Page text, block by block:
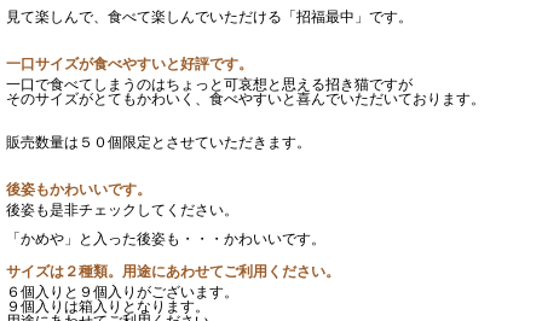
見て楽しんで、食べて楽しんでいただける「招福最中」です。
一口サイズが食べやすいと好評です。
一口で食べてしまうのはちょっと可哀想と思える招き猫ですが
そのサイズがとてもかわいく、食べやすいと喜んでいただいております。
販売数量は５０個限定とさせていただきます。
後姿もかわいいです。
後姿も是非チェックしてください。
「かめや」と入った後姿も・・・かわいいです。
サイズは２種類。用途にあわせてご利用ください。
６個入りと９個入りがございます。
９個入りは箱入りとなります。